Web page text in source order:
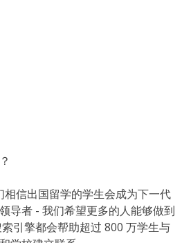
信出国留学的学生会成为下一代
导者 - 我们希望更多的人能够做到
引擎都会帮助超过 800 万学生与